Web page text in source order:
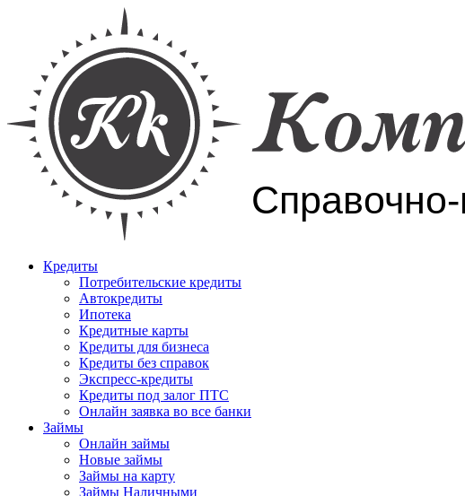
Кредиты
Потребительские кредиты
Автокредиты
Ипотека
Кредитные карты
Кредиты для бизнеса
Кредиты без справок
Экспресс-кредиты
Кредиты под залог ПТС
Онлайн заявка во все банки
Займы
Онлайн займы
Новые займы
Займы на карту
Займы Наличными